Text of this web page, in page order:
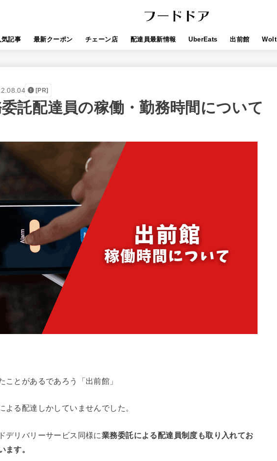
気記事 最新クーポン チェーン店 配達員最新情報 UberEats 出前館 Wolt
[PR]
託配達員の稼働・勤務時間について
ことがあるであろう「出前館」
よる配達しかしていませんでした。
デリバリーサービス同様に業務委託による配達員制度も取り入れてお
ます。